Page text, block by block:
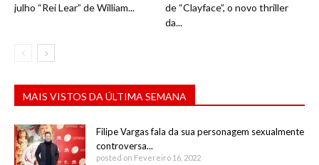
julho “Rei Lear” de William...
de “Clayface”, o novo thriller
da...
MAIS VISTOS DA ÚLTIMA SEMANA
Filipe Vargas fala da sua personagem sexualmente
controversa...
posted on Fevereiro 16, 2022